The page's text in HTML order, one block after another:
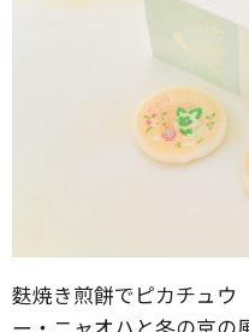
麩焼き煎餅でピカチュウ